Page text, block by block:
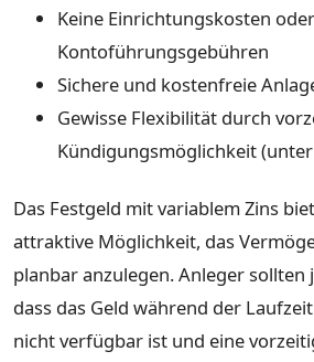
Keine Einrichtungskosten oder
Kontoführungsgebühren
Sichere und kostenfreie
Gewisse Flexibilität durch
Kündigungsmöglichkeit
Das Festgeld mit variablem Zins
attraktive Möglichkeit, das
planbar anzulegen. Anleger sollten
dass das Geld während der
nicht verfügbar ist und eine